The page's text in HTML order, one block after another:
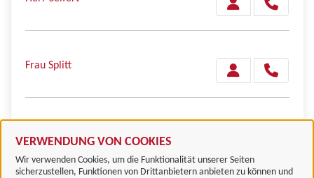
VERWENDUNG VON COOKIES
Wir verwenden Cookies, um die Funktionalität unserer Seiten
sicherzustellen, Funktionen von Drittanbietern anbieten zu können und
Frau Splitt